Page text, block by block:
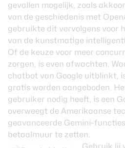
gevallen mogelijk, zoals
van de geschiedenis met
gebruikte dit vervolgens voor
van de kunstmatige
Of de keuze voor meer
zorgen, is even afwachten.
chatbot van Google uitblinkt,
gratis worden aangeboden.
gebruiker nodig heeft, is een
overweegt de Amerikaanse
geavanceerde Gemini-
betaalmuur te zetten.